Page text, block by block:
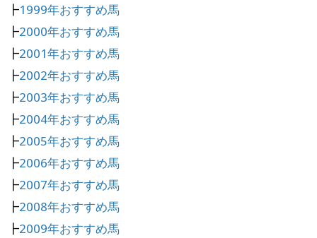
┣1999年おすすめ馬
┣2000年おすすめ馬
┣2001年おすすめ馬
┣2002年おすすめ馬
┣2003年おすすめ馬
┣2004年おすすめ馬
┣2005年おすすめ馬
┣2006年おすすめ馬
┣2007年おすすめ馬
┣2008年おすすめ馬
┣2009年おすすめ馬